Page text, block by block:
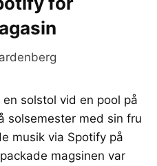
solstol vid en pool på
solsemester med sin fru
musik via Spotify på
magsinen var